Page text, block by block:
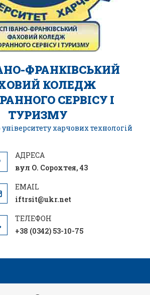
ФРАНКІВСЬКИЙ
КОЛЕДЖ
СЕРВІСУ І
ТУРИЗМУ
харчових технологій
вул О. Сорохтея, 43
iftrsit@ukr.net
+38 (0342) 53-10-75